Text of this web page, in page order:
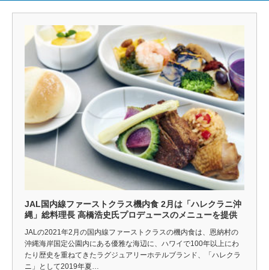
JAL国内線ファーストクラス機内食 2月は「ハレクラニ沖
縄」総料理長 高橋浩史氏プロデュースのメニューを提供
JALの2021年2月の国内線ファーストクラスの機内食は、恩納村の
沖縄海岸国定公園内にある優雅な海辺に、ハワイで100年以上にわ
たり歴史を重ねてきたラグジュアリーホテルブランド、「ハレクラ
ニ」として2019年夏…